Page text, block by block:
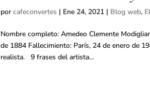
porcafeconvertes | Ene 24, 2021 | Blog web,
Nombre completo: Amedeo Clemente
de 1884 Fallecimiento: París, 24 de enero de
realista. 9 frases del artista...